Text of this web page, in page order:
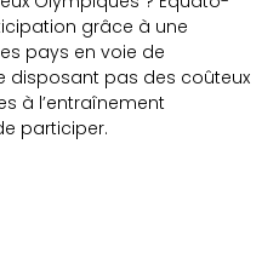
grâce à une
pays en voie de
disposant pas des coûteux
à l’entraînement
participer.